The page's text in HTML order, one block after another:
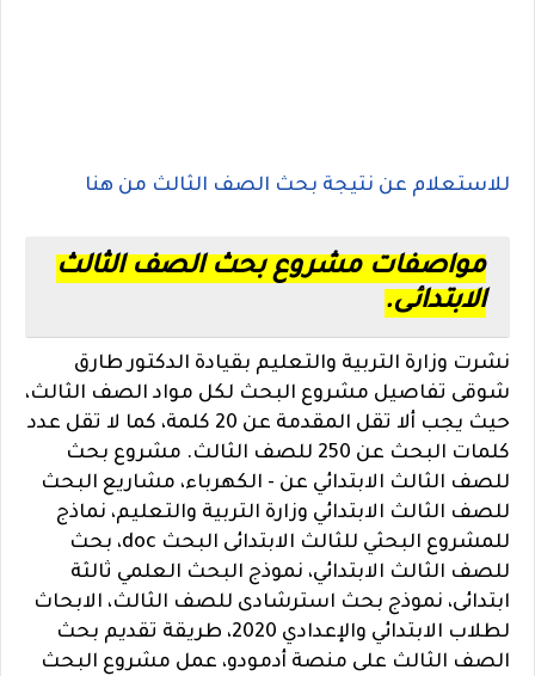
للاستعلام عن نتيجة بحث الصف الثالث من هنا
مواصفات مشروع بحث الصف الثالث
الابتدائى.
نشرت وزارة التربية والتعليم بقيادة الدكتور طارق
شوقى تفاصيل مشروع البحث لكل مواد الصف الثالث،
حيث يجب ألا تقل المقدمة عن 20 كلمة، كما لا تقل عدد
كلمات البحث عن 250 للصف الثالث. مشروع بحث
للصف الثالث الابتدائي عن - الكهرباء، مشاريع البحث
للصف الثالث الابتدائي وزارة التربية والتعليم، نماذج
للمشروع البحثي للثالث الابتدائى البحث doc، بحث
للصف الثالث الابتدائي، نموذج البحث العلمي ثالثة
ابتدائى، نموذج بحث استرشادى للصف الثالث، الابحاث
لطلاب الابتدائي والإعدادي 2020، طريقة تقديم بحث
الصف الثالث على منصة أدمودو، عمل مشروع البحث